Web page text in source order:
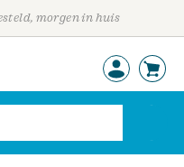
morgen in huis